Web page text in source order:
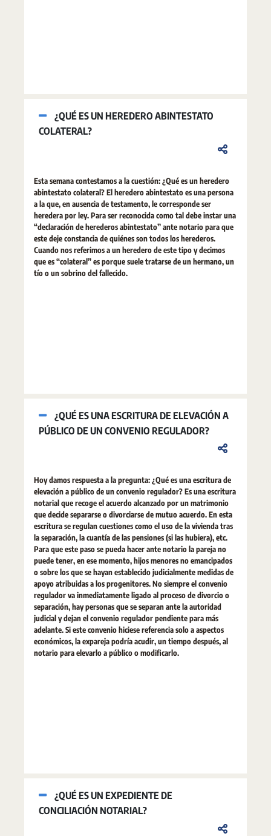
¿QUÉ ES UN HEREDERO ABINTESTATO
COLATERAL?
Esta semana contestamos a la cuestión: ¿Qué es un heredero
abintestato colateral? El heredero abintestato es una persona
a la que, en ausencia de testamento, le corresponde ser
heredera por ley. Para ser reconocida como tal debe instar una
“declaración de herederos abintestato” ante notario para que
este deje constancia de quiénes son todos los herederos.
Cuando nos referimos a un heredero de este tipo y decimos
que es “colateral” es porque suele tratarse de un hermano, un
tío o un sobrino del fallecido.
¿QUÉ ES UNA ESCRITURA DE ELEVACIÓN A
PÚBLICO DE UN CONVENIO REGULADOR?
Hoy damos respuesta a la pregunta: ¿Qué es una escritura de
elevación a público de un convenio regulador? Es una escritura
notarial que recoge el acuerdo alcanzado por un matrimonio
que decide separarse o divorciarse de mutuo acuerdo. En esta
escritura se regulan cuestiones como el uso de la vivienda tras
la separación, la cuantía de las pensiones (si las hubiera), etc.
Para que este paso se pueda hacer ante notario la pareja no
puede tener, en ese momento, hijos menores no emancipados
o sobre los que se hayan establecido judicialmente medidas de
apoyo atribuidas a los progenitores. No siempre el convenio
regulador va inmediatamente ligado al proceso de divorcio o
separación, hay personas que se separan ante la autoridad
judicial y dejan el convenio regulador pendiente para más
adelante. Si este convenio hiciese referencia solo a aspectos
económicos, la expareja podría acudir, un tiempo después, al
notario para elevarlo a público o modificarlo.
¿QUÉ ES UN EXPEDIENTE DE
CONCILIACIÓN NOTARIAL?